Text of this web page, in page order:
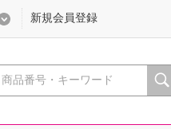
心おどる、瞬間を。通販
新規会員登録